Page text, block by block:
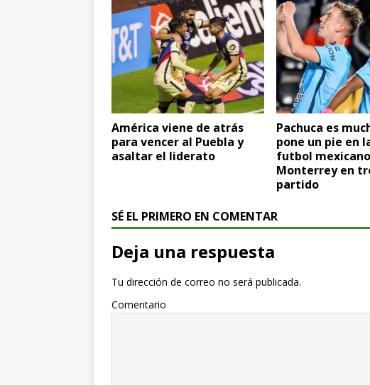
América viene de atrás
para vencer al Puebla y
asaltar el liderato
Pachuca es
pone un pie en
futbol
Monterrey en
partido
SÉ EL PRIMERO EN COMENTAR
Deja una respuesta
Tu dirección de correo no será publicada.
Comentario